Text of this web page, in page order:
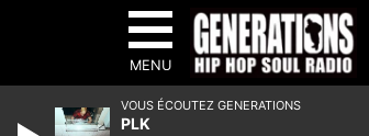
MENU
VOUS ÉCOUTEZ GENERATIONS
PLK